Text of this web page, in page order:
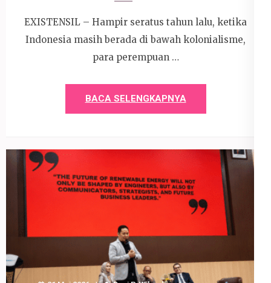
EXISTENSIL – Hampir seratus tahun lalu, ketika
Indonesia masih berada di bawah kolonialisme,
para perempuan …
BACA SELENGKAPNYA